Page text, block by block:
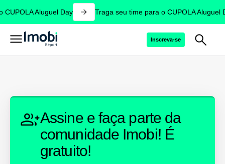
Aluguel Day Traga seu time para o CUPOLA Aluguel
Inscreva-se
Assine e faça parte da
comunidade Imobi! É
gratuito!